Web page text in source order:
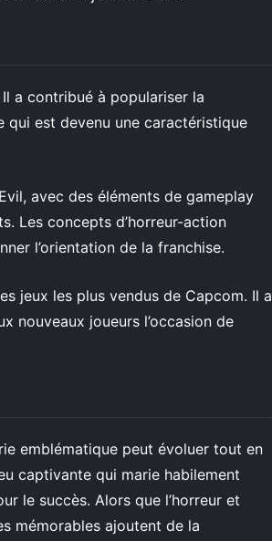
a contribué à populariser la
qui est devenu une caractéristique
avec des éléments de gameplay
Les concepts d’horreur-action
l’orientation de la franchise.
jeux les plus vendus de Capcom. Il a
nouveaux joueurs l’occasion de
emblématique peut évoluer tout en
captivante qui marie habilement
le succès. Alors que l’horreur et
mémorables ajoutent de la